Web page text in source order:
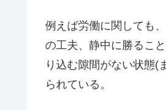
例えば労働に関しても
の工夫、静中に勝るこ
り込む隙間がない状態(
られている。